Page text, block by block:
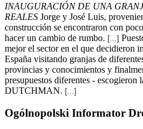
INAUGURACIÓN DE UNA
REALES Jorge y José Luis,
construcción se encontraron con
hacer un cambio de rumbo. [...]
mejor el sector en el que decidieron
España visitando granjas de
provincias y conocimientos y
presupuestos diferentes -
DUTCHMAN. [...]
Ogólnopolski Informator